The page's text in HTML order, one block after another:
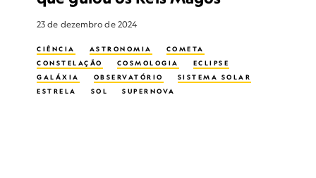
23 de dezembro de 2024
CIÊNCIA ASTRONOMIA
COMETA
CONSTELAÇÃO
COSMOLOGIA
ECLIPSE
GALÁXIA
OBSERVATÓRIO
SISTEMA SOLAR
ESTRELA
SOL SUPERNOVA